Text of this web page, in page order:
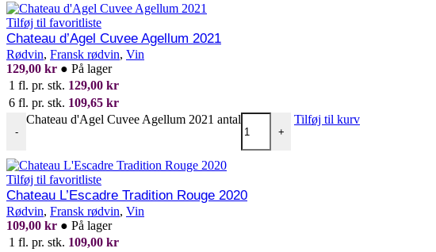
Tilføj til favoritliste
Chateau d’Agel Cuvee Agellum 2021
Rødvin, Fransk rødvin, Vin
129,00 kr ● På lager
1 fl. pr. stk. 129,00 kr
6 fl. pr. stk. 109,65 kr
-
Chateau d'Agel Cuvee Agellum 2021 antal
+
Tilføj til kurv
Tilføj til favoritliste
Chateau L’Escadre Tradition Rouge 2020
Rødvin, Fransk rødvin, Vin
109,00 kr ● På lager
1 fl. pr. stk. 109,00 kr